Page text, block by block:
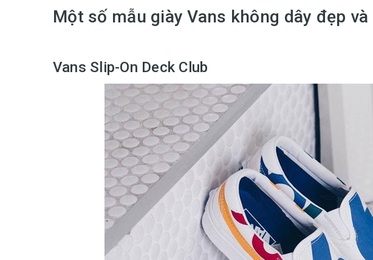
Một số mẫu giày Vans không dây đẹp
Vans Slip-On Deck Club